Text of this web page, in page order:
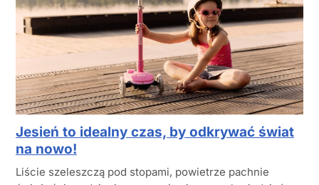
Jesień to idealny czas, by odkrywać świat
na nowo!
Liście szeleszczą pod stopami, powietrze pachnie